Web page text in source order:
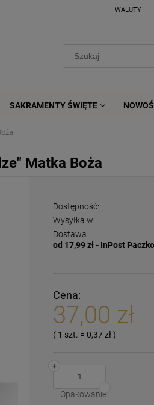
WALUTY
SAKRAMENTY ŚWIĘTE
Matka Boża
Dostępność:
Wysyłka w:
Dostawa:
od 17,99 zł - InPost
Cena:
37,00 zł
( 1 szt. =0,37 zł)
-
+
Opakowanie